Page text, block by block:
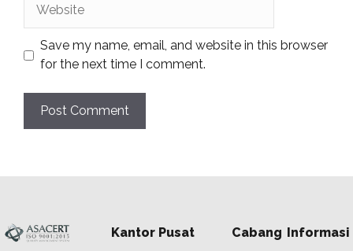
Save my name, email, and website in this browser
for the next time I comment.
Kantor Pusat Cabang Informasi